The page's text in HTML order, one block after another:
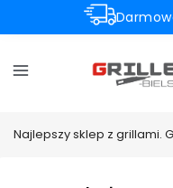
Najlepszy sklep z grillami.